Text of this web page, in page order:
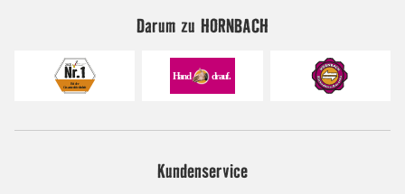
Darum zu HORNBACH
Kundenservice